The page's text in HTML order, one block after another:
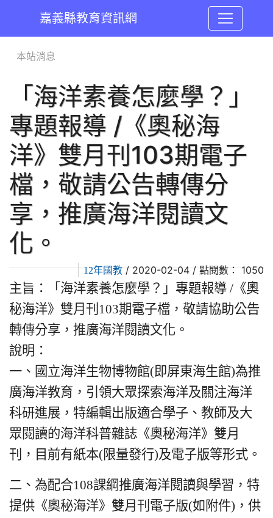
嘉義縣教育資訊網
本站消息
「海洋素養怎麼學？」
專題報導 /《奧秘海
洋》雙月刊103期電子
檔，敬請公告轉傳分
享，推廣海洋閱讀文
化。
12年國教/ 2020-02-04 / 點閱數： 1050
主旨：「海洋素養怎麼學？」專題報導 /《奧
秘海洋》雙月刊103期電子檔，敬請協助公告
轉傳分享，推廣海洋閱讀文化。
說明：
一、 國立海洋生物博物館(即屏東海生館)為推
廣海洋教育，引領大眾探索海洋及關注海洋
科研進展，特編輯出版適合學子、教師及大
眾閱讀的海洋科普雜誌《奧秘海洋》雙月
刊，目前有紙本(限量發行)及電子版等形式。
二、 為配合108課綱推廣海洋閱讀與學習，特
提供《奧秘海洋》雙月刊電子版(如附件)，供